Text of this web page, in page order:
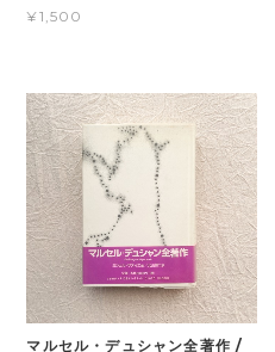
¥1,500
マルセル・デュシャン全著作 /